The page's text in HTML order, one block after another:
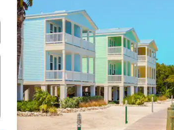
usando as seta para cima e para baixo do teclado